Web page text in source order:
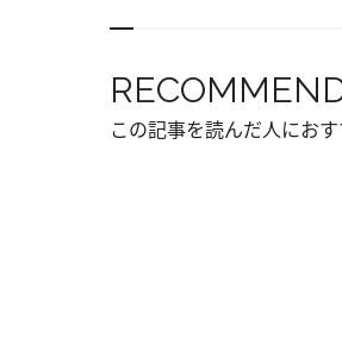
この記事を読んだ人にお